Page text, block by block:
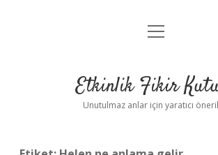
Anasayfa
Yasal Uyarı
menüyü
Etkinlik Fikir
Unutulmaz anlar için yaratıcı